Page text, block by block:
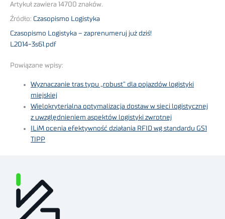
Artykuł zawiera 14700 znaków.
Źródło: Czasopismo Logistyka
Czasopismo Logistyka – zaprenumeruj już dziś!
L2014-3s61.pdf
Powiązane wpisy:
Wyznaczanie tras typu „robust” dla pojazdów logistyki
miejskiej
Wielokryterialna optymalizacja dostaw w sieci logistycznej
z uwzględnieniem aspektów logistyki zwrotnej
ILiM ocenia efektywność działania RFID wg standardu GS1
TIPP